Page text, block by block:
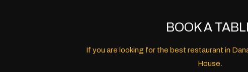
BOOK A
If you are looking for the best restaurant in
House.